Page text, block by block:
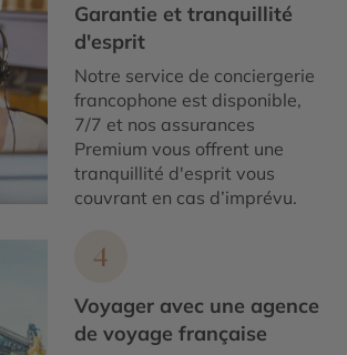
Garantie et tranquillité
d'esprit
Notre service de conciergerie
francophone est disponible,
7/7 et nos assurances
Premium vous offrent une
tranquillité d'esprit vous
couvrant en cas d’imprévu.
4
Voyager avec une agence
de voyage française